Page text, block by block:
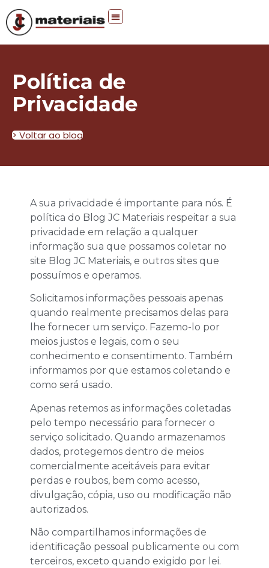
Política de
Privacidade
> Voltar ao blog
A sua privacidade é importante para nós. É
política do Blog JC Materiais respeitar a sua
privacidade em relação a qualquer
informação sua que possamos coletar no
site Blog JC Materiais, e outros sites que
possuímos e operamos.
Solicitamos informações pessoais apenas
quando realmente precisamos delas para
lhe fornecer um serviço. Fazemo-lo por
meios justos e legais, com o seu
conhecimento e consentimento. Também
informamos por que estamos coletando e
como será usado.
Apenas retemos as informações coletadas
pelo tempo necessário para fornecer o
serviço solicitado. Quando armazenamos
dados, protegemos dentro de meios
comercialmente aceitáveis ​​para evitar
perdas e roubos, bem como acesso,
divulgação, cópia, uso ou modificação não
autorizados.
Não compartilhamos informações de
identificação pessoal publicamente ou com
terceiros, exceto quando exigido por lei.